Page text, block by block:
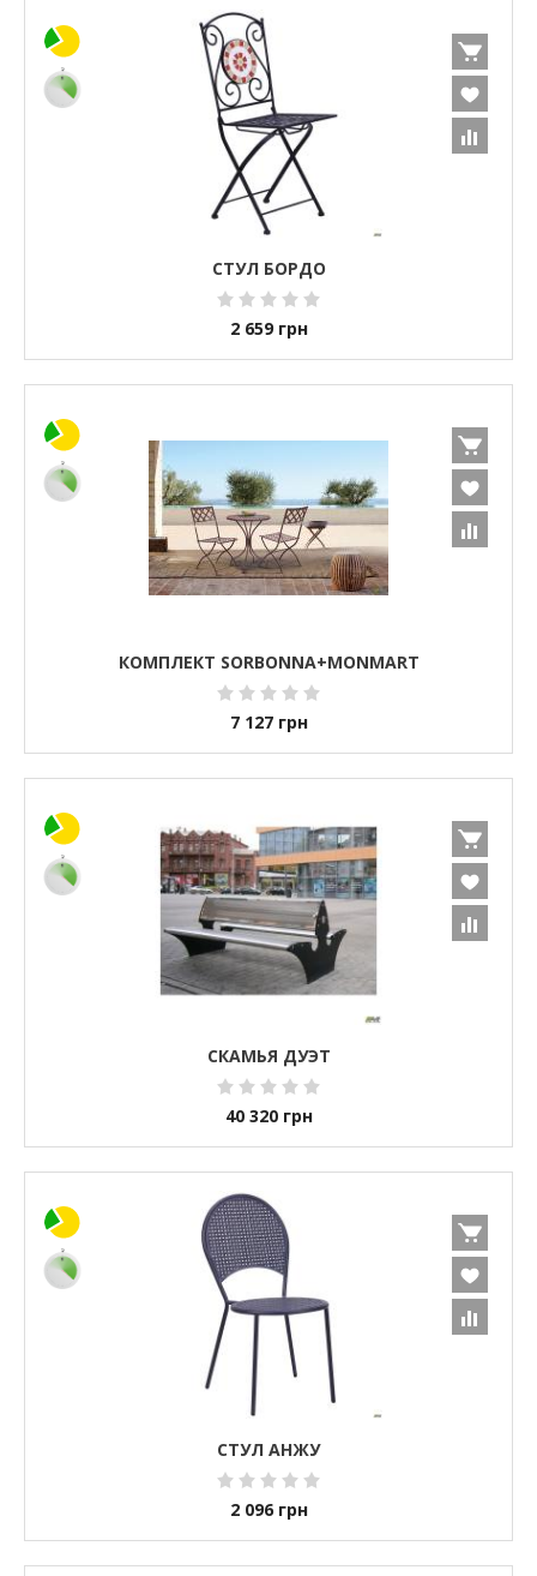
CТУЛ БОРДО
2 659 грн
КОМПЛЕКТ SORBONNA+MONMART
7 127 грн
СКАМЬЯ ДУЭТ
40 320 грн
СТУЛ АНЖУ
2 096 грн